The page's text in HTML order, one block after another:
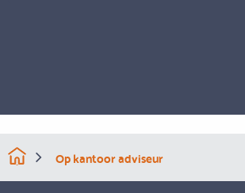
Op kantoor adviseur